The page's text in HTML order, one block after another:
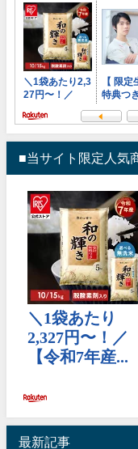
■当サイト限定人気
最新記事